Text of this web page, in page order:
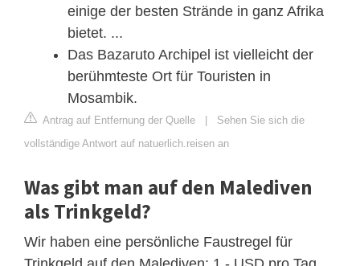
einige der besten Strände in ganz Afrika
bietet. ...
Das Bazaruto Archipel ist vielleicht der
berühmteste Ort für Touristen in
Mosambik.
Antrag auf Entfernung der Quelle | Sehen Sie sich die
vollständige Antwort auf natuerlich.reisen an
Was gibt man auf den Malediven
als Trinkgeld?
Wir haben eine persönliche Faustregel für